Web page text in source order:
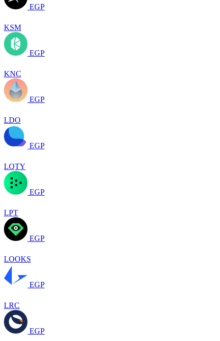
EGP
KSM
EGP
KNC
EGP
LDO
EGP
LQTY
EGP
LPT
EGP
LOOKS
EGP
LRC
EGP